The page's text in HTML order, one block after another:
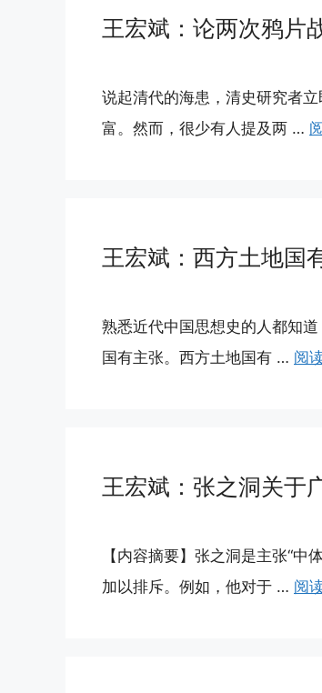
王宏斌：论两次鸦片
说起清代的海患，清史研究者
富。然而，很少有人提及两 …
王宏斌：西方土地国
熟悉近代中国思想史的人都知
国有主张。西方土地国有 … 阅
王宏斌：张之洞关于
【内容摘要】张之洞是主张“
加以排斥。例如，他对于 … 阅